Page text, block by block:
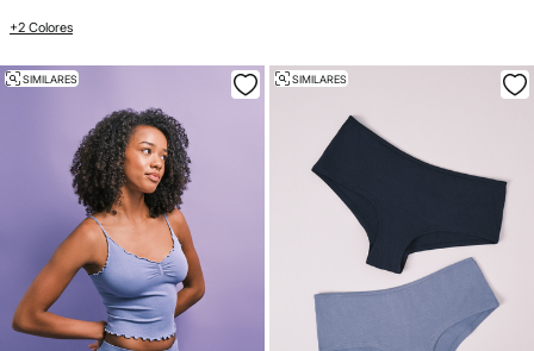
+2 Colores
SIMILARES SIMILARES